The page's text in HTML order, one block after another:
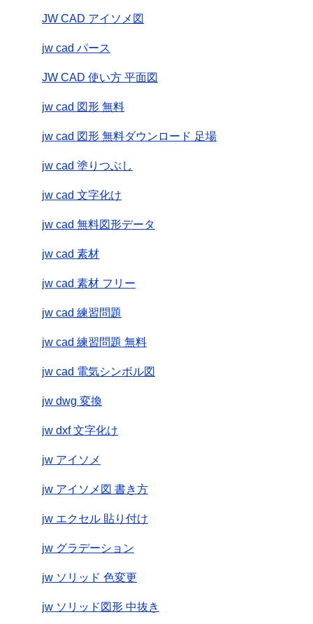
JW CAD アイソメ図
jw cad パース
JW CAD 使い方 平面図
jw cad 図形 無料
jw cad 図形 無料ダウンロード 足場
jw cad 塗りつぶし
jw cad 文字化け
jw cad 無料図形データ
jw cad 素材
jw cad 素材 フリー
jw cad 練習問題
jw cad 練習問題 無料
jw cad 電気シンボル図
jw dwg 変換
jw dxf 文字化け
jw アイソメ
jw アイソメ図 書き方
jw エクセル 貼り付け
jw グラデーション
jw ソリッド 色変更
jw ソリッド図形 中抜き